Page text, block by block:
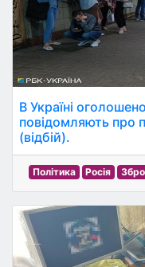
В Україні
повідомляють про
(відбій).
Політика Росія